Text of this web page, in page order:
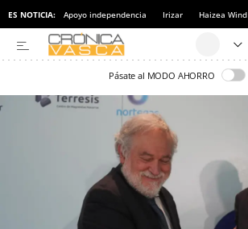
ES NOTICIA: Apoyo independencia Irizar Haizea Wind
Pásate al MODO AHORRO